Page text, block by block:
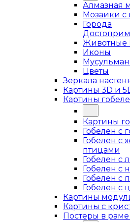
Алмазная
Мозаики с
Города
Животные
Иконы
Цветы
Зеркала
Картины 3D и
Картины
Картины
Гобелен с
Гобелен с
птицами
Гобелен с
Гобелен с
Гобелен с
Гобелен с
Картины
Картины с
Постеры в раме